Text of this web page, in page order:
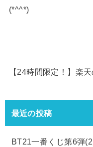
(*^^*)
【24時間限定！】楽
最近の投稿
BT21一番くじ第6弾